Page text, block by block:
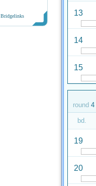
Bridgelinks 13
14
15
round 4
bd.
19
20